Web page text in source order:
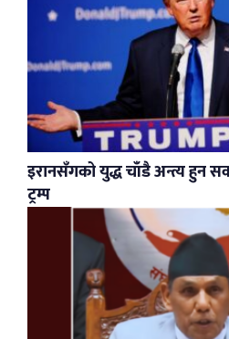
इरानसँगको युद्ध चाँडै अन्त्य हुन
ट्रम्प